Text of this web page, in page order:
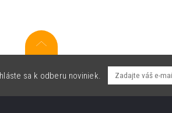
sa k odberu noviniek.